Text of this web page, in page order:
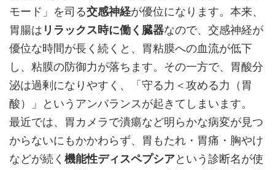
モード」を司る交感神経が優位になります。本来、
胃腸は リラックス時に働く臓器なので、交感神経が
優位な時間が長く続くと、胃粘膜への血流が低下
し、粘膜の防御力が落ちます。その一方で、胃酸分
泌は過剰になりやすく、「守る力＜攻める力（胃
酸）」というアンバランスが起きてしまいます。
最近では、胃カメラで潰瘍など明らかな病変が見つ
からないにもかかわらず、胃もたれ・胃痛・胸やけ
などが続く 機能性ディスペプシアという診断名が使